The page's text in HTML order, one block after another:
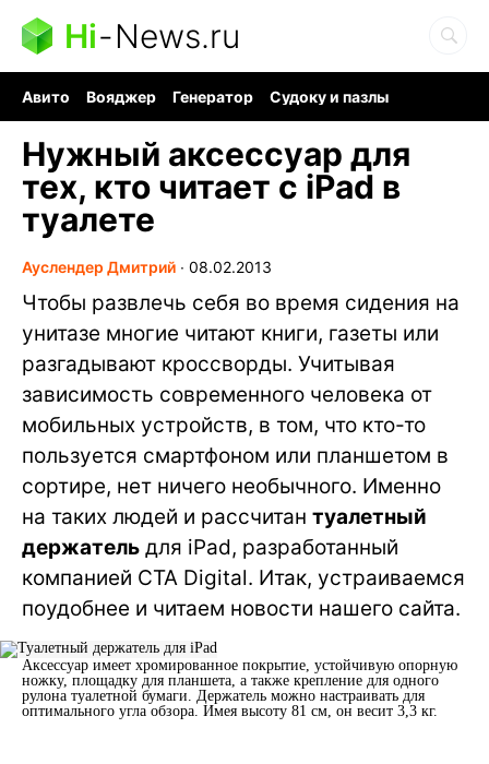
Hi-News.ru
Авито Вояджер Генератор
Судоку и пазлы
Нужный аксессуар для
тех, кто читает с iPad в
туалете
Ауслендер Дмитрий ∙ 08.02.2013
Чтобы развлечь себя во время сидения на
унитазе многие читают книги, газеты или
разгадывают кроссворды. Учитывая
зависимость современного человека от
мобильных устройств, в том, что кто-то
пользуется смартфоном или планшетом в
сортире, нет ничего необычного. Именно
на таких людей и рассчитан туалетный
держатель для iPad, разработанный
компанией CTA Digital. Итак, устраиваемся
поудобнее и читаем новости нашего сайта.
Аксессуар имеет хромированное покрытие, устойчивую опорную
ножку, площадку для планшета, а также крепление для одного
рулона туалетной бумаги. Держатель можно настраивать для
оптимального угла обзора. Имея высоту 81 см, он весит 3,3 кг.